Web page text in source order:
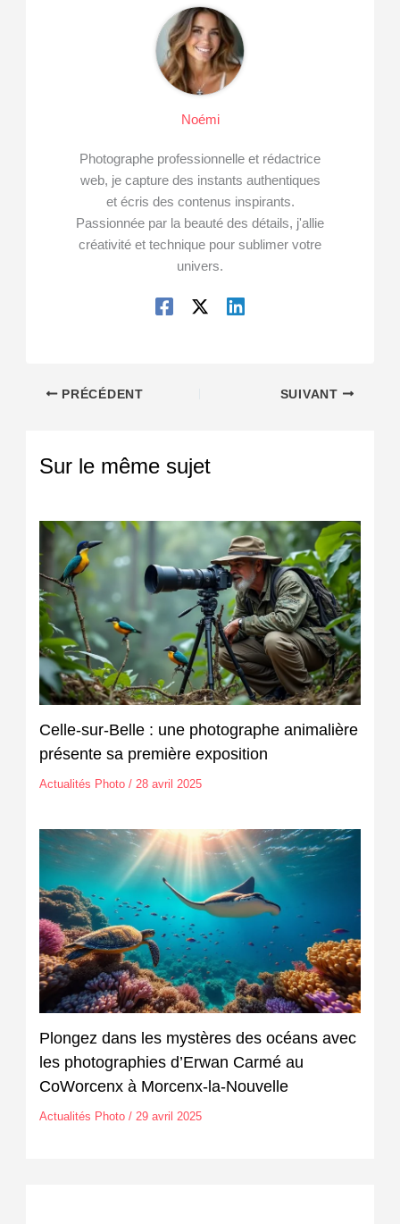
Noémi
Photographe professionnelle et rédactrice
web, je capture des instants authentiques
et écris des contenus inspirants.
Passionnée par la beauté des détails, j'allie
créativité et technique pour sublimer votre
univers.
PRÉCÉDENT SUIVANT
Sur le même sujet
Celle-sur-Belle : une photographe animalière
présente sa première exposition
Actualités Photo/ 28 avril 2025
Plongez dans les mystères des océans avec
les photographies d’Erwan Carmé au
CoWorcenx à Morcenx-la-Nouvelle
Actualités Photo/ 29 avril 2025